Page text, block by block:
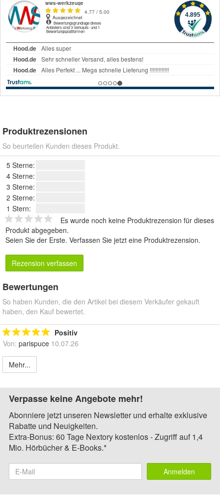
Produktrezensionen
So beurteilen Kunden dieses Produkt.
5 Sterne:
4 Sterne:
3 Sterne:
2 Sterne:
1 Stern:
Es wurde noch keine Produktrezension für dieses
Produkt abgegeben.
Seien Sie der Erste. Verfassen Sie jetzt eine Produktrezension.
Rezension verfassen
Bewertungen
So haben Kunden, die den Artikel bei diesem Verkäufer gekauft
haben, den Kauf bewertet.
Positiv
Von: parispuce 10.07.26
Mehr...
Verpasse keine Angebote mehr!
Abonniere jetzt unseren Newsletter und erhalte exklusive
Rabatte und Neuigkeiten.
Extra-Bonus: 60 Tage Nextory kostenlos - Zugriff auf 1,4
Mio. Hörbücher & E-Books.*
Anmelden